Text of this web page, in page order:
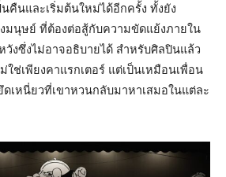
คืนและเริ่มต้นใหม่ได้อีกครั้ง ทั้งยัง
มนุษย์ ที่ต้องต่อสู้กับความขัดแย้งภายใน
งซึ่งไม่อาจอธิบายได้ สำหรับศิลปินแล้ว
ช่เพียงคาแรกเตอร์ แต่เป็นเหมือนเพื่อน
เหนี่ยวที่เขาหวนกลับมาหาเสมอในแต่ละ